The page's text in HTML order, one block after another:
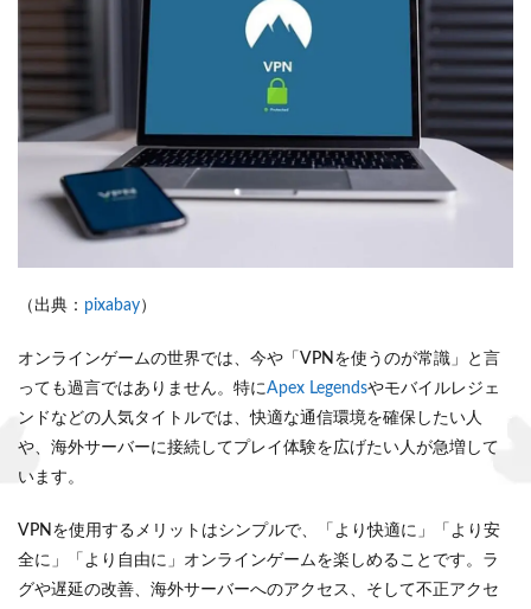
（出典： pixabay）
オンラインゲームの世界では、今や「VPNを使うのが常識」と言
っても過言ではありません。特にApex Legendsやモバイルレジェ
ンドなどの人気タイトルでは、快適な通信環境を確保したい人
や、海外サーバーに接続してプレイ体験を広げたい人が急増して
います。
VPNを使用するメリットはシンプルで、「より快適に」「より安
全に」「より自由に」オンラインゲームを楽しめることです。ラ
グや遅延の改善、海外サーバーへのアクセス、そして不正アクセ